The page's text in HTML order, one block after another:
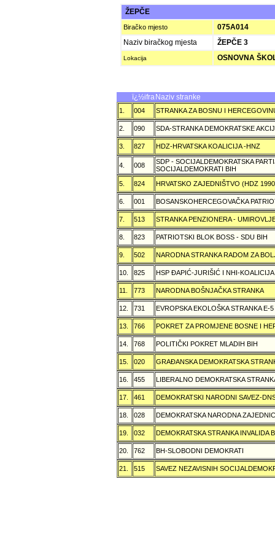
ŽEPČE
Biračko mjesto
075A014
Naziv biračkog mjesta
ŽEPČE 3
Lokacija OSNOVNA
ï¿½ifra Naziv stranke
1. 004 STRANKA ZA BOSNU I
2. 090 SDA-STRANKA DEMOKRATSKE
3. 827 HDZ-HRVATSKA KOALICIJA -HNZ
4. 008
SDP - SOCIJALDEMOKRATSKA
SOCIJALDEMOKRATI BIH
5.
824 HRVATSKO ZAJEDNIŠTVO (HDZ
6. 001 BOSANSKOHERCEGOVAČKA
7. 513 STRANKA PENZIONERA -
8. 823 PATRIOTSKI BLOK BOSS - SDU BIH
9. 502 NARODNA STRANKA RADOM ZA
10. 825 HSP ÐAPIĆ-JURIŠIĆ I NHI-
11. 773 NARODNA BOŠNJAČKA STRANKA
12. 731 EVROPSKA EKOLOŠKA STRANKA E-5
13. 766 POKRET ZA PROMJENE BOSNE I
14. 768 POLITIČKI POKRET MLADIH BIH
15. 020 GRAÐANSKA DEMOKRATSKA
16. 455 LIBERALNO DEMOKRATSKA
17. 461 DEMOKRATSKI NARODNI SAVEZ-
18. 028 DEMOKRATSKA NARODNA
19. 032 DEMOKRATSKA STRANKA INVALIDA
20. 762 BH-SLOBODNI DEMOKRATI
21. 515 SAVEZ NEZAVISNIH